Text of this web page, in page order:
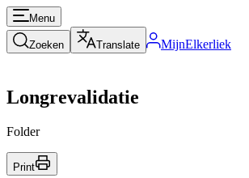
Menu
Zoeken Translate MijnElkerliek
Longrevalidatie
Folder
Print